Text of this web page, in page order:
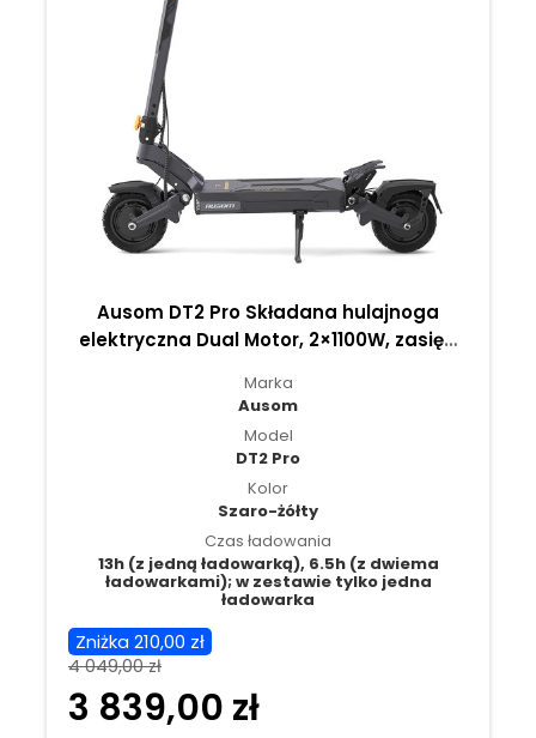
Ausom DT2 Pro Składana hulajnoga
elektryczna Dual Motor, 2×1100W, zasięg
każdy teren
Marka
Ausom
Model
DT2 Pro
Kolor
Szaro-żółty
Czas ładowania
13h (z jedną ładowarką), 6.5h (z dwiema
ładowarkami); w zestawie tylko jedna
ładowarka
Zniżka 210,00 zł
4 049,00 zł
3 839,00 zł